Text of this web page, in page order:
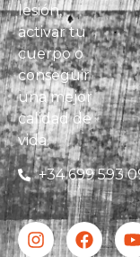
lesión,
activar tu
cuerpo o
conseguir
una mejor
calidad de
vida.
+34 699 593